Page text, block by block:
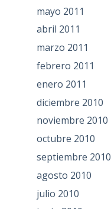
mayo 2011
abril 2011
marzo 2011
febrero 2011
enero 2011
diciembre 2010
noviembre 2010
octubre 2010
septiembre 2010
agosto 2010
julio 2010